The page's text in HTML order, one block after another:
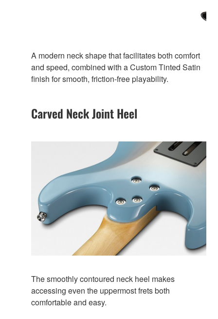
A modern neck shape that facilitates both comfort
and speed, combined with a Custom Tinted Satin
finish for smooth, friction-free playability.
Carved Neck Joint Heel
The smoothly contoured neck heel makes
accessing even the uppermost frets both
comfortable and easy.